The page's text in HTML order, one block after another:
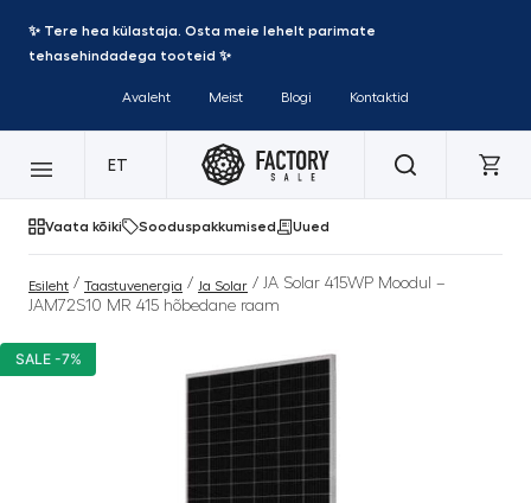
✨ Tere hea külastaja. Osta meie lehelt parimate
tehasehindadega tooteid ✨
Avaleht Meist Blogi Kontaktid
ET
Vaata kõiki Sooduspakkumised Uued
Esileht / Taastuvenergia / Ja Solar / JA Solar 415WP Moodul –
JAM72S10 MR 415 hõbedane raam
SALE -7%